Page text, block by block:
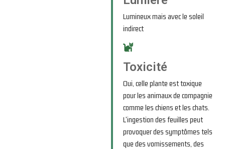
Lumineux mais avec le soleil
indirect
Toxicité
Oui, celle plante est toxique
pour les animaux de compagnie
comme les chiens et les chats.
L'ingestion des feuilles peut
provoquer des symptômes tels
que des vomissements, des